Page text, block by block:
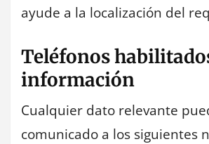
ayude a la localización del
Teléfonos
información
Cualquier dato relevante
comunicado a los siguientes